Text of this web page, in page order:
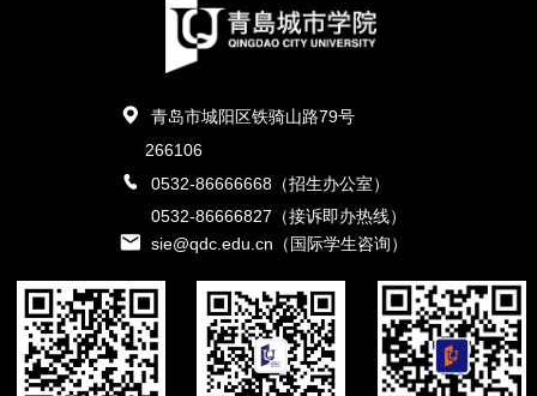
青岛市城阳区铁骑山路79号
266106
0532-86666668（招生办公室）
0532-86666827（接诉即办热线）
sie@qdc.edu.cn（国际学生咨询）